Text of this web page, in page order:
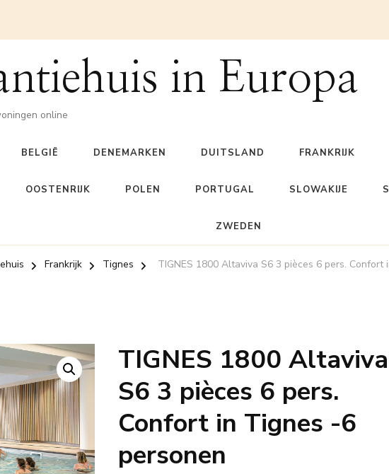
in Europa
online
BELGIË DENEMARKEN DUITSLAND FRANKRIJK
OOSTENRIJK POLEN PORTUGAL SLOWAKIJE
ZWEDEN
Frankrijk Tignes TIGNES 1800 Altaviva S6 3 pièces 6 pers.
TIGNES 1800 Altaviva
S6 3 pièces 6 pers.
Confort in Tignes -6
personen